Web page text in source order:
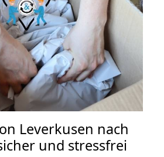
Leverkusen nach
und stressfrei